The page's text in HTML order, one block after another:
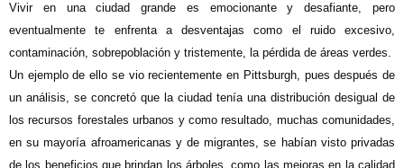
Vivir en una ciudad grande es emocionante y desafiante, pero
eventualmente te enfrenta a desventajas como el ruido excesivo,
contaminación, sobrepoblación y tristemente, la pérdida de áreas verdes.
Un ejemplo de ello se vio recientemente en Pittsburgh, pues después de
un análisis, se concretó que la ciudad tenía una distribución desigual de
los recursos forestales urbanos y como resultado, muchas comunidades,
en su mayoría afroamericanas y de migrantes, se habían visto privadas
de los beneficios que brindan los árboles, como las mejoras en la calidad